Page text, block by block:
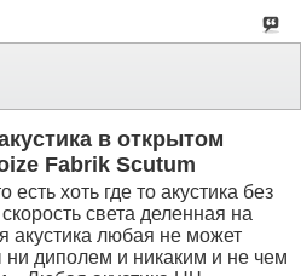
в открытом
Fabrik Scutum
есть хоть где то акустика без
света деленная на
акустика любая не может
диполем и никаким и не чем